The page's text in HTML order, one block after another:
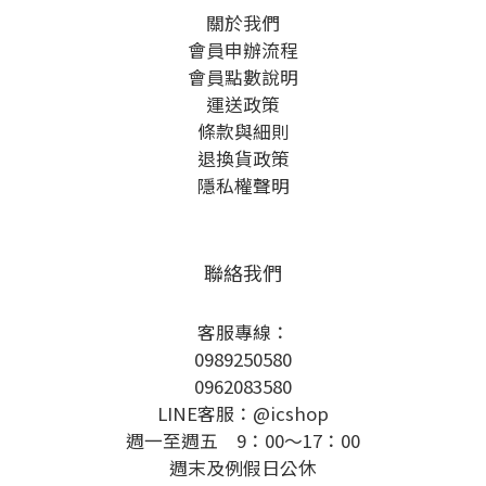
關於我們
會員申辦流程
會員點數說明
運送政策
條款與細則
退換貨政策
隱私權聲明
聯絡我們
客服專線：
0989250580
0962083580
LINE客服：@icshop
週一至週五 9：00～17：00
週末及例假日公休